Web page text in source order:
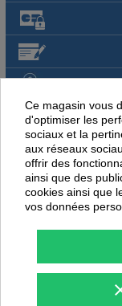
NOUS
PEUVENT
Ce magasin vous
d'optimiser les
sociaux et la
aux réseaux
offrir des
ainsi que des
cookies ainsi que
vos données